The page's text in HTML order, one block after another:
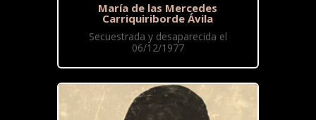
María de las Mercedes
Carriquiriborde Ávila
Secuestrada y desaparecida el
06/12/1977